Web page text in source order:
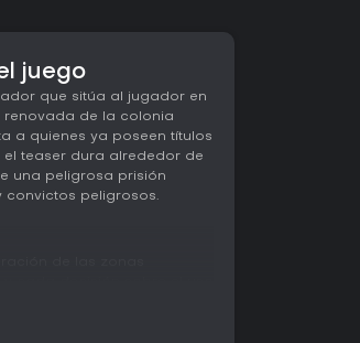
juego
que sitúa al jugador en
renovada de la colonia
a quienes ya poseen títulos
el teaser dura alrededor de
una peligrosa prisión
convictos peligrosos.